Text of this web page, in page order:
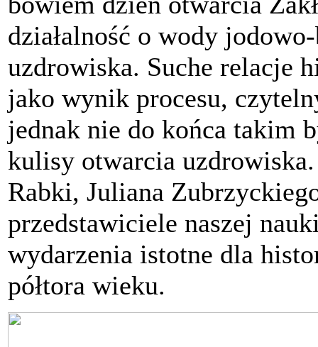
działalność o wody
uzdrowiska. Suche relacje
jako wynik procesu,
jednak nie do końca takim
kulisy otwarcia
Rabki, Juliana
przedstawiciele naszej
wydarzenia istotne dla
półtora wieku.